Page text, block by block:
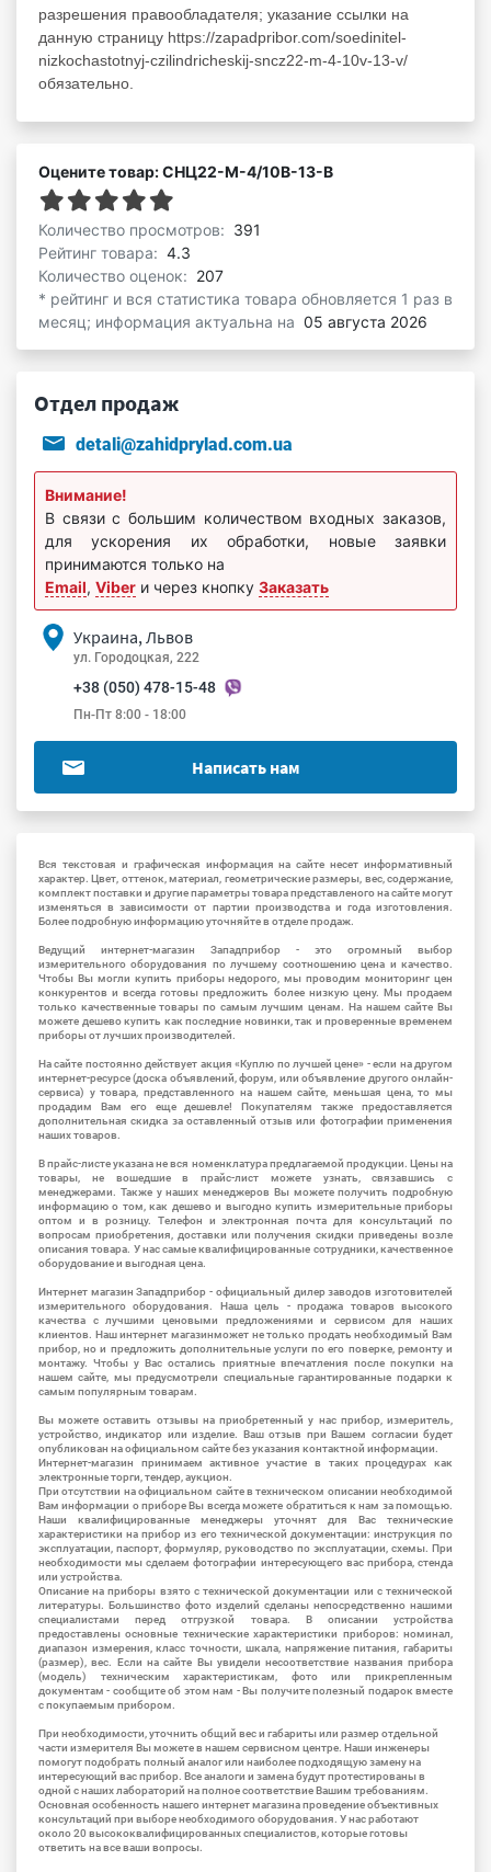
разрешения правообладателя; указание ссылки на
данную страницу https://zapadpribor.com/soedinitel-
nizkochastotnyj-czilindricheskij-sncz22-m-4-10v-13-v/
обязательно.
Оцените товар: СНЦ22-М-4/10В-13-В
Количество просмотров: 391
Рейтинг товара: 4.3
Количество оценок: 207
* рейтинг и вся статистика товара обновляется 1 раз в
месяц; информация актуальна на 05 августа 2026
Отдел продаж
detali@zahidprylad.com.ua
Внимание!
В связи с большим количеством входных заказов,
для ускорения их обработки, новые заявки
принимаются только на
Email, Viber и через кнопку Заказать
Украина, Львов
ул. Городоцкая, 222
+38 (050) 478-15-48
Пн-Пт 8:00 - 18:00
Написать нам
Вся текстовая и графическая информация на сайте несет информативный
характер. Цвет, оттенок, материал, геометрические размеры, вес, содержание,
комплект поставки и другие параметры товара представленого на сайте могут
изменяться в зависимости от партии производства и года изготовления.
Более подробную информацию уточняйте в отделе продаж.
Ведущий интернет-магазин Западприбор - это огромный выбор
измерительного оборудования по лучшему соотношению цена и качество.
Чтобы Вы могли купить приборы недорого, мы проводим мониторинг цен
конкурентов и всегда готовы предложить более низкую цену. Мы продаем
только качественные товары по самым лучшим ценам. На нашем сайте Вы
можете дешево купить как последние новинки, так и проверенные временем
приборы от лучших производителей.
На сайте постоянно действует акция «Куплю по лучшей цене» - если на другом
интернет-ресурсе (доска объявлений, форум, или объявление другого онлайн-
сервиса) у товара, представленного на нашем сайте, меньшая цена, то мы
продадим Вам его еще дешевле! Покупателям также предоставляется
дополнительная скидка за оставленный отзыв или фотографии применения
наших товаров.
В прайс-листе указана не вся номенклатура предлагаемой продукции. Цены на
товары, не вошедшие в прайс-лист можете узнать, связавшись с
менеджерами. Также у наших менеджеров Вы можете получить подробную
информацию о том, как дешево и выгодно купить измерительные приборы
оптом и в розницу. Телефон и электронная почта для консультаций по
вопросам приобретения, доставки или получения скидки приведены возле
описания товара. У нас самые квалифицированные сотрудники, качественное
оборудование и выгодная цена.
Интернет магазин Западприбор - официальный дилер заводов изготовителей
измерительного оборудования. Наша цель - продажа товаров высокого
качества с лучшими ценовыми предложениями и сервисом для наших
клиентов. Наш интернет магазинможет не только продать необходимый Вам
прибор, но и предложить дополнительные услуги по его поверке, ремонту и
монтажу. Чтобы у Вас остались приятные впечатления после покупки на
нашем сайте, мы предусмотрели специальные гарантированные подарки к
самым популярным товарам.
Вы можете оставить отзывы на приобретенный у нас прибор, измеритель,
устройство, индикатор или изделие. Ваш отзыв при Вашем согласии будет
опубликован на официальном сайте без указания контактной информации.
Интернет-магазин принимаем активное участие в таких процедурах как
электронные торги, тендер, аукцион.
При отсутствии на официальном сайте в техническом описании необходимой
Вам информации о приборе Вы всегда можете обратиться к нам за помощью.
Наши квалифицированные менеджеры уточнят для Вас технические
характеристики на прибор из его технической документации: инструкция по
эксплуатации, паспорт, формуляр, руководство по эксплуатации, схемы. При
необходимости мы сделаем фотографии интересующего вас прибора, стенда
или устройства.
Описание на приборы взято с технической документации или с технической
литературы. Большинство фото изделий сделаны непосредственно нашими
специалистами перед отгрузкой товара. В описании устройства
предоставлены основные технические характеристики приборов: номинал,
диапазон измерения, класс точности, шкала, напряжение питания, габариты
(размер), вес. Если на сайте Вы увидели несоответствие названия прибора
(модель) техническим характеристикам, фото или прикрепленным
документам - сообщите об этом нам - Вы получите полезный подарок вместе
с покупаемым прибором.
При необходимости, уточнить общий вес и габариты или размер отдельной
части измерителя Вы можете в нашем сервисном центре. Наши инженеры
помогут подобрать полный аналог или наиболее подходящую замену на
интересующий вас прибор. Все аналоги и замена будут протестированы в
одной с наших лабораторий на полное соответствие Вашим требованиям.
Основная особенность нашего интернет магазина проведение объективных
консультаций при выборе необходимого оборудования. У нас работают
около 20 высококвалифицированных специалистов, которые готовы
ответить на все ваши вопросы.